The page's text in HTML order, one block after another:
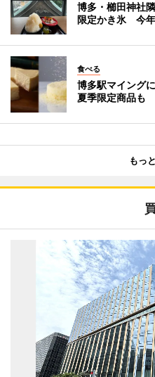
博多・櫛田神社
限定かき氷 今
食べる
博多駅マイング
夏季限定商品も
もっ